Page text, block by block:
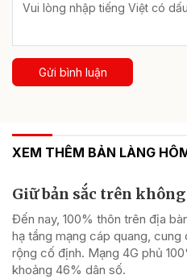
Gửi bình luận
XEM THÊM BẢN LÀNG
Giữ bản sắc trên
Đến nay, 100% thôn trên địa
hạ tầng mạng cáp quang,
rộng cố định. Mạng 4G phủ
khoảng 46% dân số.